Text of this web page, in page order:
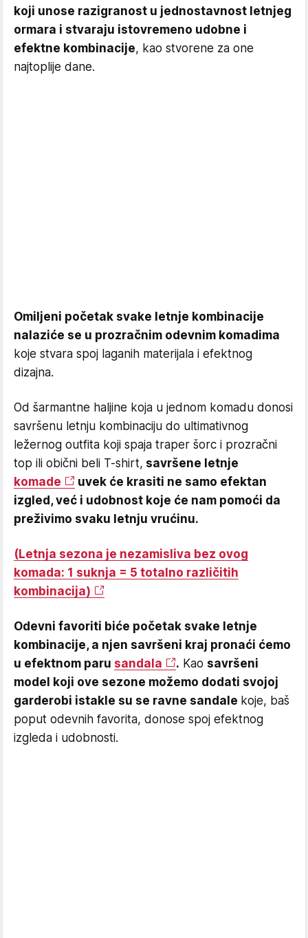
koji unose razigranost u jednostavnost letnjeg
ormara i stvaraju istovremeno udobne i
efektne kombinacije, kao stvorene za one
najtoplije dane.
Omiljeni početak svake letnje kombinacije
nalaziće se u prozračnim odevnim komadima
koje stvara spoj laganih materijala i efektnog
dizajna.
Od šarmantne haljine koja u jednom komadu donosi
savršenu letnju kombinaciju do ultimativnog
ležernog outfita koji spaja traper šorc i prozračni
top ili obični beli T-shirt, savršene letnje
komade
uvek će krasiti ne samo efektan
izgled, već i udobnost koje će nam pomoći da
preživimo svaku letnju vrućinu.
(Letnja sezona je nezamisliva bez ovog
komada: 1 suknja = 5 totalno različitih
kombinacija)
Odevni favoriti biće početak svake letnje
kombinacije, a njen savršeni kraj pronaći ćemo
u efektnom paru sandala . Kao savršeni
model koji ove sezone možemo dodati svojoj
garderobi istakle su se ravne sandale koje, baš
poput odevnih favorita, donose spoj efektnog
izgleda i udobnosti.